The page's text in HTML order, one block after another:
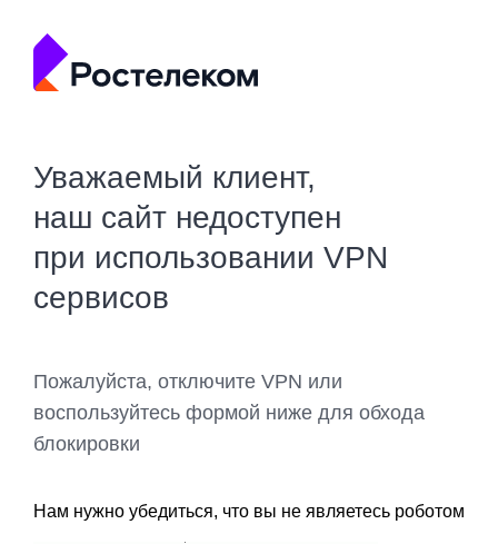
Уважаемый клиент,
наш сайт недоступен
при использовании VPN
сервисов
Пожалуйста, отключите VPN или
воспользуйтесь формой ниже для обхода
блокировки
Нам нужно убедиться, что вы не являетесь роботом